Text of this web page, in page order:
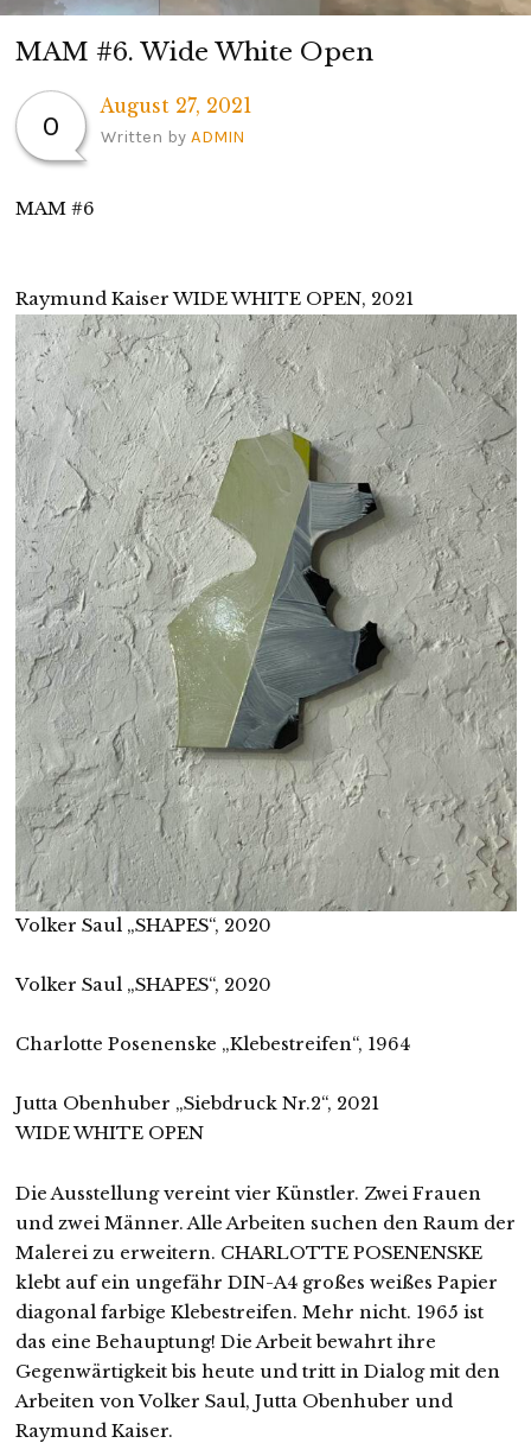
MAM #6. Wide White Open
0
August 27, 2021
Written by ADMIN
MAM #6
Raymund Kaiser WIDE WHITE OPEN, 2021
Volker Saul „SHAPES“, 2020
Volker Saul „SHAPES“, 2020
Charlotte Posenenske „Klebestreifen“, 1964
Jutta Obenhuber „Siebdruck Nr.2“, 2021
WIDE WHITE OPEN
Die Ausstellung vereint vier Künstler. Zwei Frauen
und zwei Männer. Alle Arbeiten suchen den Raum der
Malerei zu erweitern. CHARLOTTE POSENENSKE
klebt auf ein ungefähr DIN-A4 großes weißes Papier
diagonal farbige Klebestreifen. Mehr nicht. 1965 ist
das eine Behauptung! Die Arbeit bewahrt ihre
Gegenwärtigkeit bis heute und tritt in Dialog mit den
Arbeiten von Volker Saul, Jutta Obenhuber und
Raymund Kaiser.